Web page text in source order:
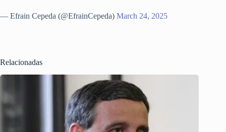
— Efrain Cepeda (@EfrainCepeda) March 24, 2025
Relacionadas